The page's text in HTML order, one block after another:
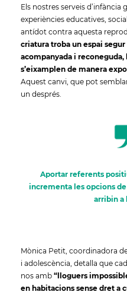
Els nostres serveis d’infància
experiències educatives,
antídot contra aquesta
criatura troba un espai
acompanyada i
s’eixamplen de manera
Aquest canvi, que pot
un després.
Aportar referents
incrementa les opcions
arribin a
Mònica Petit, coordinadora
i adolescència, detalla que
nos amb “lloguers
en habitacions sense dret a